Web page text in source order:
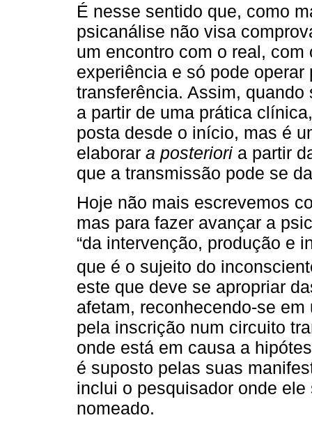
É nesse sentido que, como
psicanálise não visa
um encontro com o real,
experiência e só pode
transferência. Assim,
a partir de uma prática
posta desde o início, mas é
elaborar a posteriori a partir
que a transmissão pode se
Hoje não mais escrevemos
mas para fazer avançar a
“da intervenção, produção e
que é o sujeito do
este que deve se apropriar
afetam, reconhecendo-se
pela inscrição num circuito
onde está em causa a
é suposto pelas suas
inclui o pesquisador onde
nomeado.